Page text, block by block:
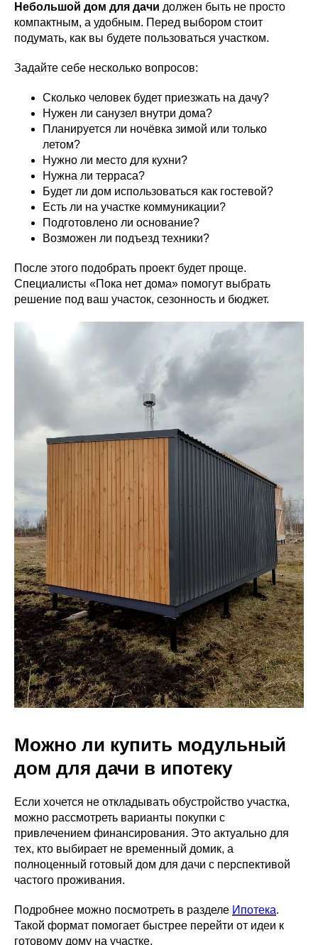
Небольшой дом для дачи должен быть не просто
компактным, а удобным. Перед выбором стоит
подумать, как вы будете пользоваться участком.
Задайте себе несколько вопросов:
Сколько человек будет приезжать на дачу?
Нужен ли санузел внутри дома?
Планируется ли ночёвка зимой или только
летом?
Нужно ли место для кухни?
Нужна ли терраса?
Будет ли дом использоваться как гостевой?
Есть ли на участке коммуникации?
Подготовлено ли основание?
Возможен ли подъезд техники?
После этого подобрать проект будет проще.
Специалисты «Пока нет дома» помогут выбрать
решение под ваш участок, сезонность и бюджет.
Можно ли купить модульный
дом для дачи в ипотеку
Если хочется не откладывать обустройство участка,
можно рассмотреть варианты покупки с
привлечением финансирования. Это актуально для
тех, кто выбирает не временный домик, а
полноценный готовый дом для дачи с перспективой
частого проживания.
Подробнее можно посмотреть в разделе Ипотека.
Такой формат помогает быстрее перейти от идеи к
готовому дому на участке.